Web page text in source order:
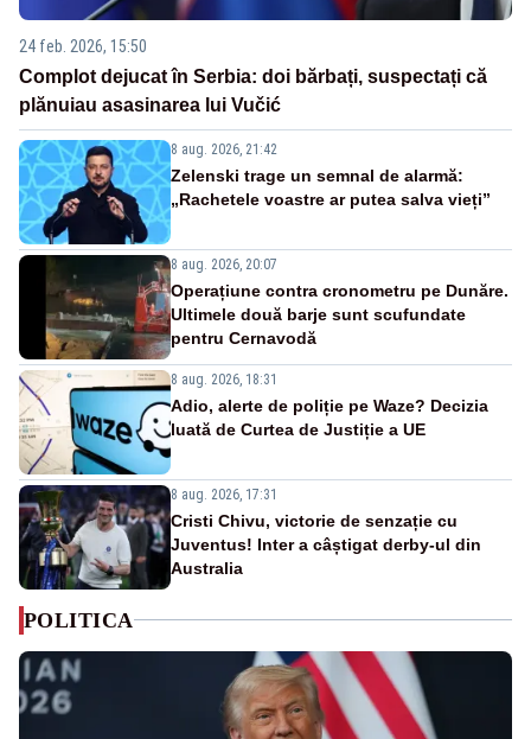
24 feb. 2026, 15:50
Complot dejucat în Serbia: doi bărbați, suspectați că
plănuiau asasinarea lui Vučić
8 aug. 2026, 21:42
Zelenski trage un semnal de alarmă:
„Rachetele voastre ar putea salva vieți”
8 aug. 2026, 20:07
Operațiune contra cronometru pe Dunăre.
Ultimele două barje sunt scufundate
pentru Cernavodă
8 aug. 2026, 18:31
Adio, alerte de poliție pe Waze? Decizia
luată de Curtea de Justiție a UE
8 aug. 2026, 17:31
Cristi Chivu, victorie de senzație cu
Juventus! Inter a câștigat derby-ul din
Australia
POLITICA